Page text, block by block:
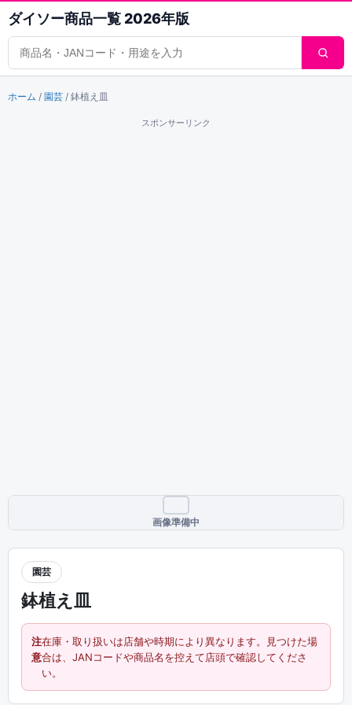
ダイソー商品一覧 2026年版
商品検索
ホーム / 園芸 / 鉢植え皿
スポンサーリンク
画像準備中
園芸
鉢植え皿
注
意
在庫・取り扱いは店舗や時期により異なります。見つけた場
合は、JANコードや商品名を控えて店頭で確認してくださ
い。